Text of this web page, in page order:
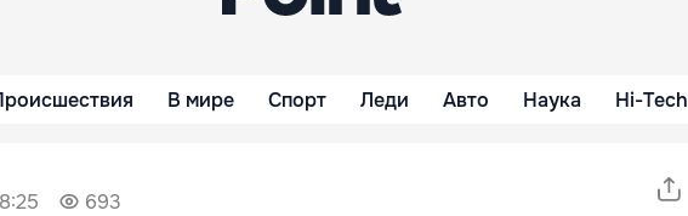
В мире Спорт Леди Авто Наука Hi-Tech
693